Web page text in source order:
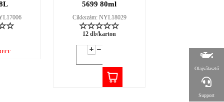
5699 80ml
Cikkszám: NYL18029
12 db/karton
Olajválasztó
Support